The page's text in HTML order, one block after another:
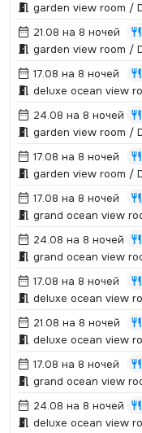
garden view room /
21.08 на 8 ночей
garden view room /
17.08 на 8 ночей
deluxe ocean view
24.08 на 8 ночей
garden view room /
17.08 на 8 ночей
garden view room /
17.08 на 8 ночей
grand ocean view
24.08 на 8 ночей
grand ocean view
17.08 на 8 ночей
deluxe ocean view
21.08 на 8 ночей
deluxe ocean view
17.08 на 8 ночей
grand ocean view
24.08 на 8 ночей
deluxe ocean view